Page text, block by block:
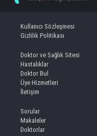
Kullanıcı Sözleşmesi
Gizlilik Politikası
Doktor ve Sağlık Sitesi
Hastalıklar
Doktor Bul
Üye Hizmetleri
İletişim
Sorular
Makaleler
Doktorlar